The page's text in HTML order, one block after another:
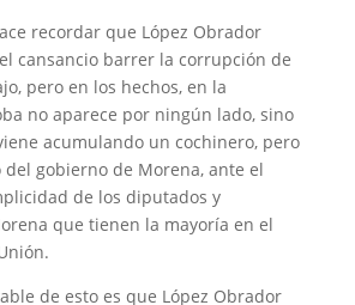
recordar que López Obrador
cansancio barrer la corrupción de
pero en los hechos, en la
no aparece por ningún lado, sino
acumulando un cochinero, pero
gobierno de Morena, ante el
de los diputados y
que tienen la mayoría en el
de esto es que López Obrador